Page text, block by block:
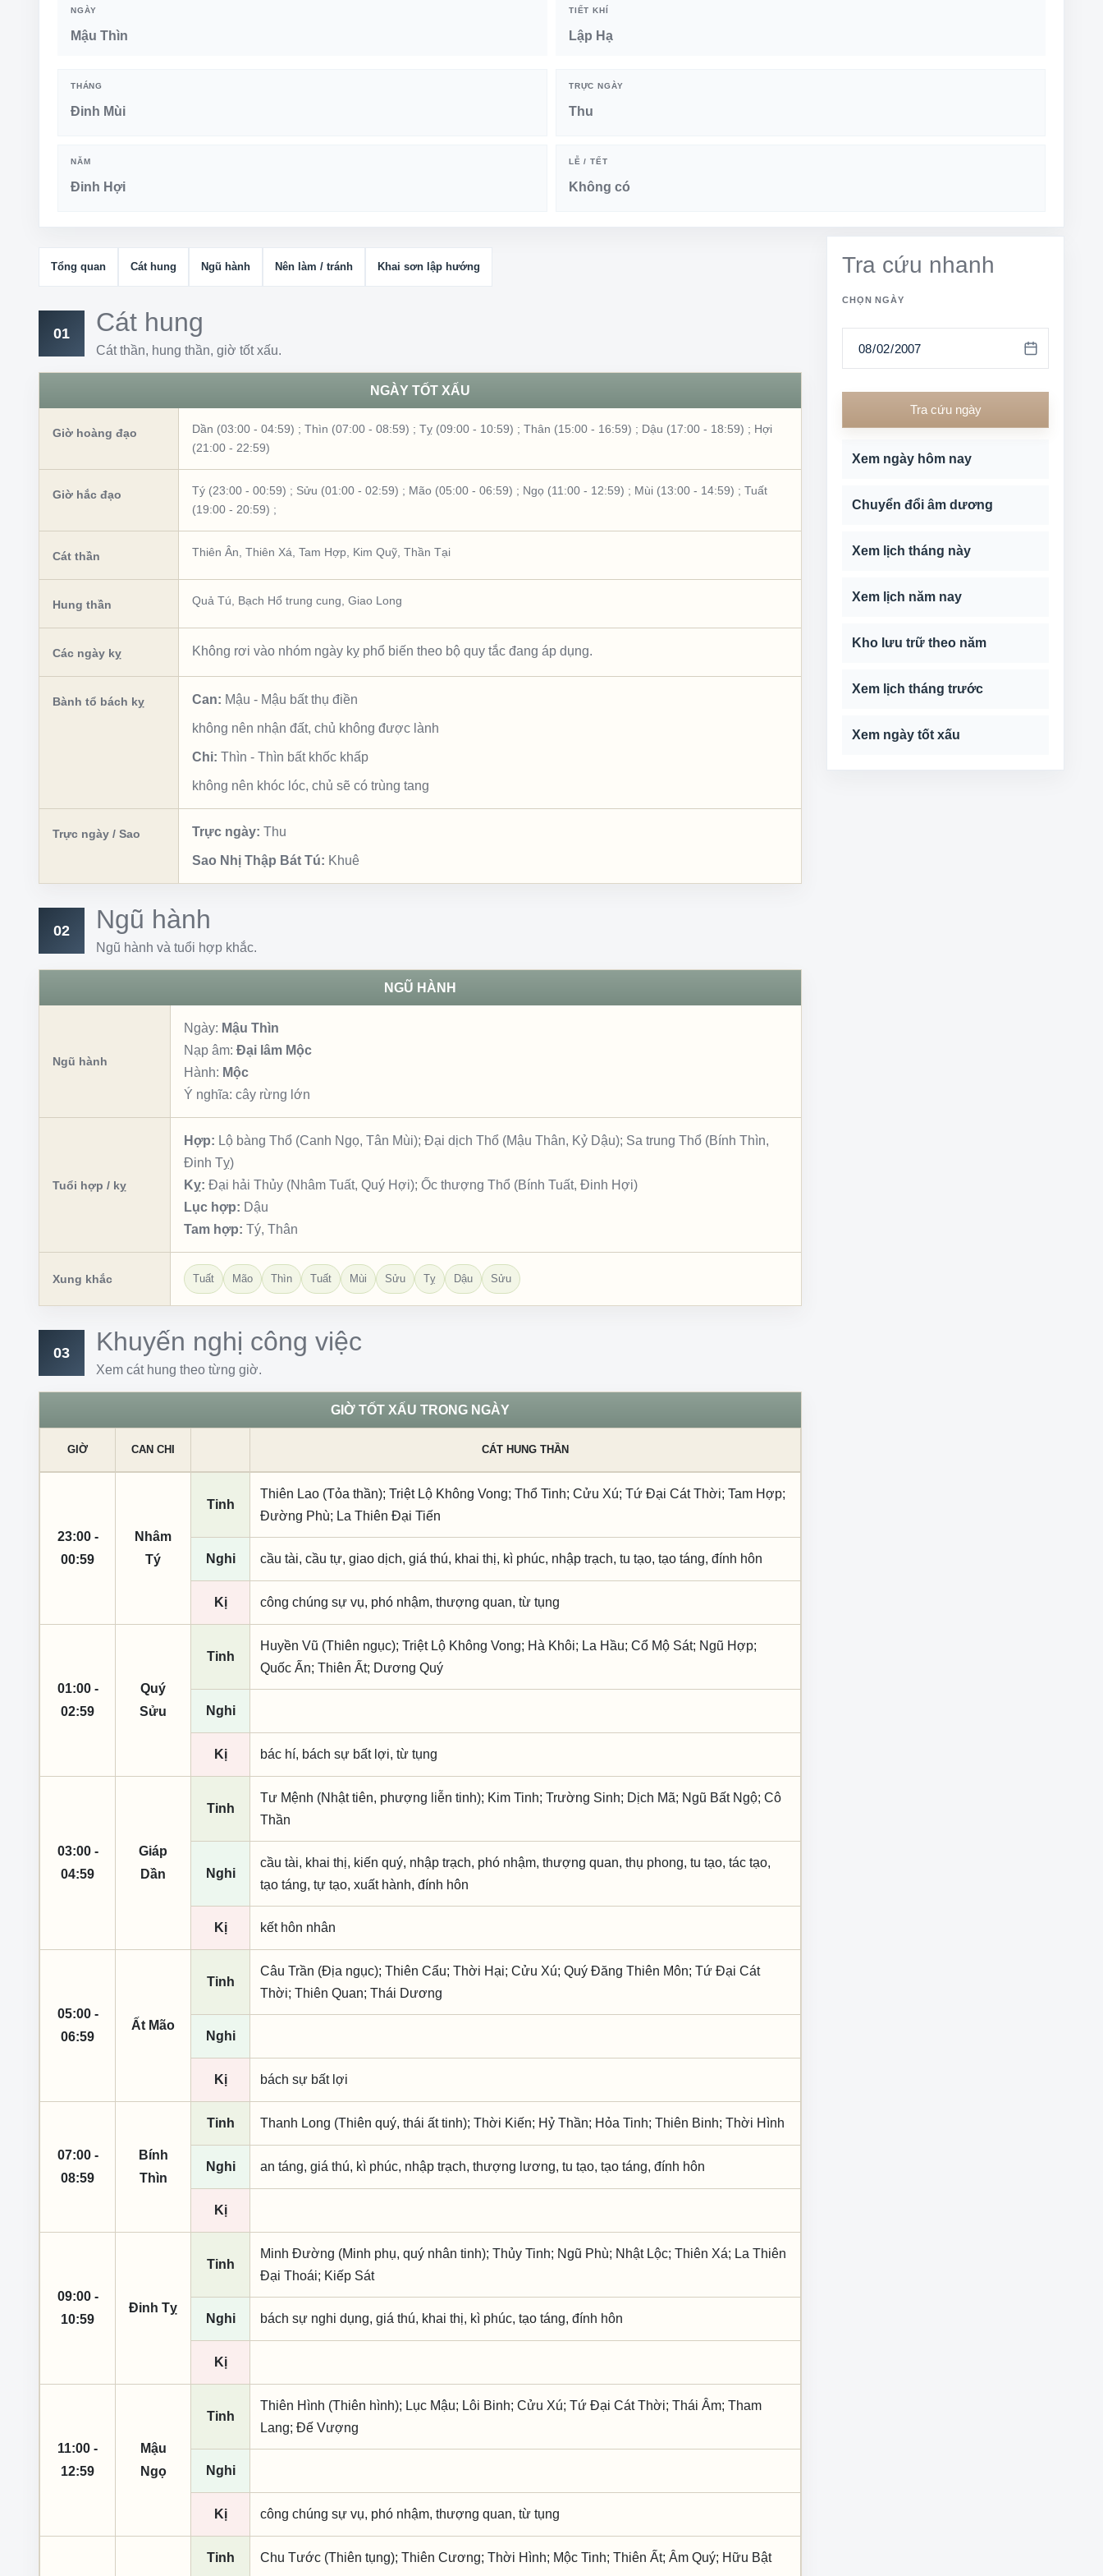
NGÀY
Mậu Thìn
TIẾT KHÍ
Lập Hạ
THÁNG
Đinh Mùi
TRỰC NGÀY
Thu
NĂM
Đinh Hợi
LỄ / TẾT
Không có
Tổng quan Cát hung Ngũ hành Nên làm / tránh Khai sơn lập hướng
01 Cát hung
Cát thần, hung thần, giờ tốt xấu.
NGÀY TỐT XẤU
Giờ hoàng đạo Dần (03:00 - 04:59) ; Thìn (07:00 - 08:59) ; Tỵ (09:00 - 10:59) ; Thân (15:00 - 16:59) ; Dậu (17:00 - 18:59) ; Hợi
(21:00 - 22:59)
Giờ hắc đạo Tý (23:00 - 00:59) ; Sửu (01:00 - 02:59) ; Mão (05:00 - 06:59) ; Ngọ (11:00 - 12:59) ; Mùi (13:00 - 14:59) ; Tuất
(19:00 - 20:59) ;
Cát thần Thiên Ân Thiên Xá Tam Hợp Kim Quỹ Thần Tại
Hung thần Quả Tú Bạch Hổ trung cung Giao Long
Các ngày kỵ Không rơi vào nhóm ngày kỵ phổ biến theo bộ quy tắc đang áp dụng.
Bành tổ bách kỵ Can: Mậu - Mậu bất thụ điền
không nên nhận đất, chủ không được lành
Chi: Thìn - Thìn bất khốc khấp
không nên khóc lóc, chủ sẽ có trùng tang
Trực ngày / Sao Trực ngày: Thu
Sao Nhị Thập Bát Tú: Khuê
02 Ngũ hành
Ngũ hành và tuổi hợp khắc.
NGŨ HÀNH
Ngũ hành
Ngày: Mậu Thìn
Nạp âm: Đại lâm Mộc
Hành: Mộc
Ý nghĩa: cây rừng lớn
Tuổi hợp / kỵ
Hợp: Lộ bàng Thổ (Canh Ngọ, Tân Mùi); Đại dịch Thổ (Mậu Thân, Kỷ Dậu); Sa trung Thổ (Bính Thìn,
Đinh Tỵ)
Kỵ: Đại hải Thủy (Nhâm Tuất, Quý Hợi); Ốc thượng Thổ (Bính Tuất, Đinh Hợi)
Lục hợp: Dậu
Tam hợp: Tý, Thân
Xung khắc Tuất Mão Thìn Tuất Mùi Sửu Tỵ Dậu Sửu
03 Khuyến nghị công việc
Xem cát hung theo từng giờ.
GIỜ TỐT XẤU TRONG NGÀY
GIỜ CAN CHI CÁT HUNG THẦN
23:00 -
00:59
Nhâm
Tý
Tinh
Thiên Lao (Tỏa thần); Triệt Lộ Không Vong; Thổ Tinh; Cửu Xú; Tứ Đại Cát Thời; Tam Hợp;
Đường Phù; La Thiên Đại Tiến
Nghi cầu tài, cầu tự, giao dịch, giá thú, khai thị, kì phúc, nhập trạch, tu tạo, tạo táng, đính hôn
Kị công chúng sự vụ, phó nhậm, thượng quan, từ tụng
01:00 -
02:59
Quý
Sửu
Tinh
Huyền Vũ (Thiên ngục); Triệt Lộ Không Vong; Hà Khôi; La Hầu; Cổ Mộ Sát; Ngũ Hợp;
Quốc Ấn; Thiên Ất; Dương Quý
Nghi
Kị bác hí, bách sự bất lợi, từ tụng
03:00 -
04:59
Giáp
Dần
Tinh
Tư Mệnh (Nhật tiên, phượng liễn tinh); Kim Tinh; Trường Sinh; Dịch Mã; Ngũ Bất Ngộ; Cô
Thần
Nghi
cầu tài, khai thị, kiến quý, nhập trạch, phó nhậm, thượng quan, thụ phong, tu tạo, tác tạo,
tạo táng, tự tạo, xuất hành, đính hôn
Kị kết hôn nhân
05:00 -
06:59
Ất Mão
Tinh
Câu Trần (Địa ngục); Thiên Cẩu; Thời Hại; Cửu Xú; Quý Đăng Thiên Môn; Tứ Đại Cát
Thời; Thiên Quan; Thái Dương
Nghi
Kị bách sự bất lợi
07:00 -
08:59
Bính
Thìn
Tinh Thanh Long (Thiên quý, thái ất tinh); Thời Kiến; Hỷ Thần; Hỏa Tinh; Thiên Binh; Thời Hình
Nghi an táng, giá thú, kì phúc, nhập trạch, thượng lương, tu tạo, tạo táng, đính hôn
Kị
09:00 -
10:59
Đinh Tỵ
Tinh
Minh Đường (Minh phụ, quý nhân tinh); Thủy Tinh; Ngũ Phù; Nhật Lộc; Thiên Xá; La Thiên
Đại Thoái; Kiếp Sát
Nghi bách sự nghi dụng, giá thú, khai thị, kì phúc, tạo táng, đính hôn
Kị
11:00 -
12:59
Mậu
Ngọ
Tinh
Thiên Hình (Thiên hình); Lục Mậu; Lôi Binh; Cửu Xú; Tứ Đại Cát Thời; Thái Âm; Tham
Lang; Đế Vượng
Nghi
Kị công chúng sự vụ, phó nhậm, thượng quan, từ tụng
Tinh Chu Tước (Thiên tụng); Thiên Cương; Thời Hình; Mộc Tinh; Thiên Ất; Âm Quý; Hữu Bật
Tra cứu nhanh
CHỌN NGÀY
Tra cứu ngày
Xem ngày hôm nay
Chuyển đổi âm dương
Xem lịch tháng này
Xem lịch năm nay
Kho lưu trữ theo năm
Xem lịch tháng trước
Xem ngày tốt xấu